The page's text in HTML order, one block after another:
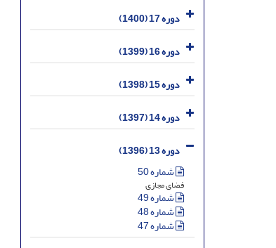
دوره 17 (1400)
دوره 16 (1399)
دوره 15 (1398)
دوره 14 (1397)
دوره 13 (1396)
شماره 50
فضای مجازی
شماره 49
شماره 48
شماره 47